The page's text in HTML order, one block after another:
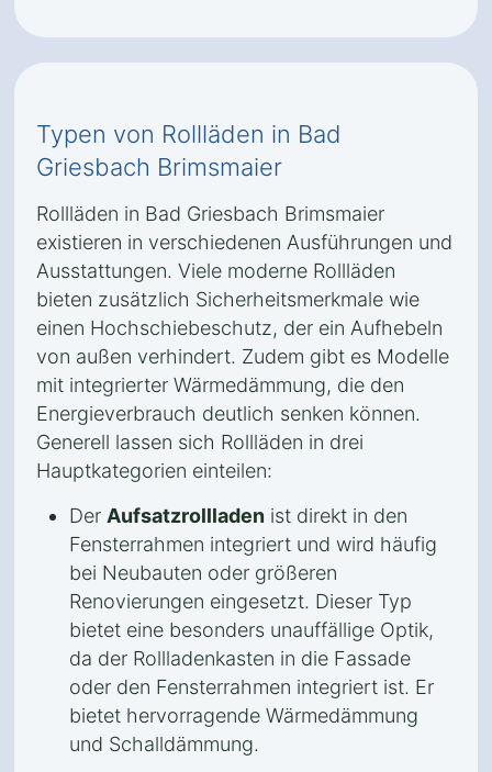
Typen von Rollläden in Bad
Griesbach Brimsmaier
Rollläden in Bad Griesbach Brimsmaier
existieren in verschiedenen Ausführungen und
Ausstattungen. Viele moderne Rollläden
bieten zusätzlich Sicherheitsmerkmale wie
einen Hochschiebeschutz, der ein Aufhebeln
von außen verhindert. Zudem gibt es Modelle
mit integrierter Wärmedämmung, die den
Energieverbrauch deutlich senken können.
Generell lassen sich Rollläden in drei
Hauptkategorien einteilen:
Der Aufsatzrollladen ist direkt in den
Fensterrahmen integriert und wird häufig
bei Neubauten oder größeren
Renovierungen eingesetzt. Dieser Typ
bietet eine besonders unauffällige Optik,
da der Rollladenkasten in die Fassade
oder den Fensterrahmen integriert ist. Er
bietet hervorragende Wärmedämmung
und Schalldämmung.